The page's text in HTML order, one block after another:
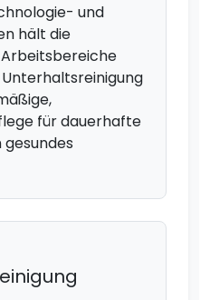
und
hält die
für dauerhafte